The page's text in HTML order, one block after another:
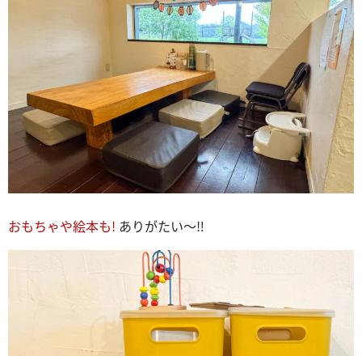
おもちゃや絵本も! ありがたい～‼